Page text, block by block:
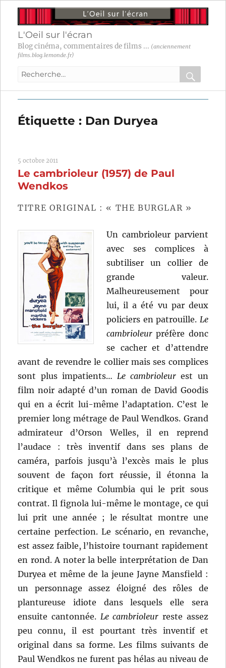
L'Oeil sur l'écran
Blog cinéma, commentaires de films ... (anciennement
films.blog.lemonde.fr)
Recherche
:
OK
Étiquette : Dan Duryea
5 octobre 2011
Le cambrioleur (1957) de Paul
Wendkos
TITRE ORIGINAL : « THE BURGLAR »
Un cambrioleur parvient
avec ses complices à
subtiliser un collier de
grande valeur.
Malheureusement pour
lui, il a été vu par deux
policiers en patrouille. Le
cambrioleur préfère donc
se cacher et d’attendre
avant de revendre le collier mais ses complices
sont plus impatients… Le cambrioleur est un
film noir adapté d’un roman de David Goodis
qui en a écrit lui-même l’adaptation. C’est le
premier long métrage de Paul Wendkos. Grand
admirateur d’Orson Welles, il en reprend
l’audace : très inventif dans ses plans de
caméra, parfois jusqu’à l’excès mais le plus
souvent de façon fort réussie, il étonna la
critique et même Columbia qui le prit sous
contrat. Il fignola lui-même le montage, ce qui
lui prit une année ; le résultat montre une
certaine perfection. Le scénario, en revanche,
est assez faible, l’histoire tournant rapidement
en rond. A noter la belle interprétation de Dan
Duryea et même de la jeune Jayne Mansfield :
un personnage assez éloigné des rôles de
plantureuse idiote dans lesquels elle sera
ensuite cantonnée. Le cambrioleur reste assez
peu connu, il est pourtant très inventif et
original dans sa forme. Les films suivants de
Paul Wendkos ne furent pas hélas au niveau de